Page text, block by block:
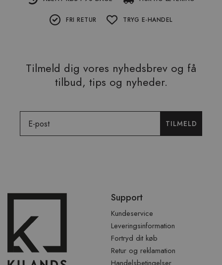
FRI RETUR TRYG E-HANDEL
Tilmeld dig vores nyhedsbrev og få
tilbud, tips og nyheder.
TILMELD
over
Support
Kundeservice
Leveringsinformation
Fortryd dit køb
Retur og reklamation